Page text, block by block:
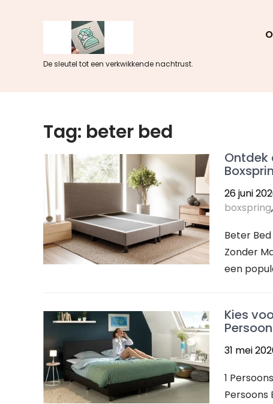
De sleutel tot een verkwikkende nachtrust.
Tag: beter bed
Ontdek
26 juni
boxspring,
Beter
Zonder
een
Kies
31 mei
1
Persoons